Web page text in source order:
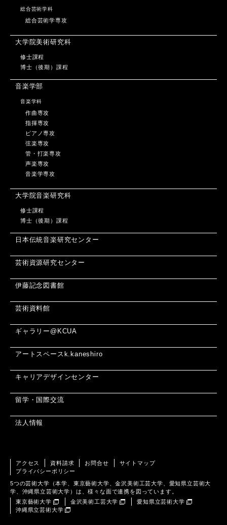
総合芸術学科
総合芸術学専攻
大学院美術研究科
修士課程
博士（後期）課程
音楽学部
音楽学科
作曲専攻
指揮専攻
ピアノ専攻
弦楽専攻
管・打楽専攻
声楽専攻
音楽学専攻
大学院音楽研究科
修士課程
博士（後期）課程
日本伝統音楽研究センター
芸術資源研究センター
伊藤記念図書館
芸術資料館
ギャラリー@KCUA
アートスペースk.kaneshiro
キャリアデザインセンター
留学・国際交流
法人情報
アクセス 資料請求 お問合せ
サイトマップ
プライバシーポリシー
5つの芸術大学（本学、東京藝術大学、金沢美術工芸大学、愛知県立芸術大
学、沖縄県立芸術大学）は、様々な面で連携を図っています。
東京藝術大学
金沢美術工芸大学
愛知県立芸術大学
沖縄県立芸術大学